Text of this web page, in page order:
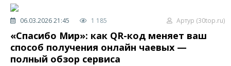
06.03.2026 21:45 1 185 Артур (30top.ru)
«Спасибо Мир»: как QR-код меняет ваш
способ получения онлайн чаевых —
полный обзор сервиса